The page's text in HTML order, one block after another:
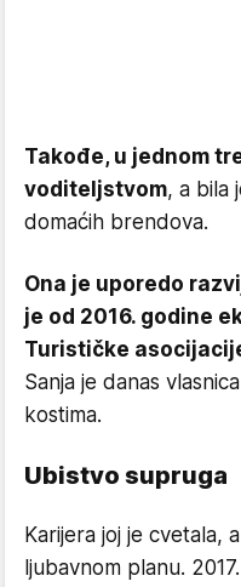
Takođe, u jednom
voditeljstvom, a bila
domaćih brendova.
Ona je uporedo
je od 2016. godine
Turističke
Sanja je danas
kostima.
Ubistvo supruga
Karijera joj je cvetala,
ljubavnom planu.